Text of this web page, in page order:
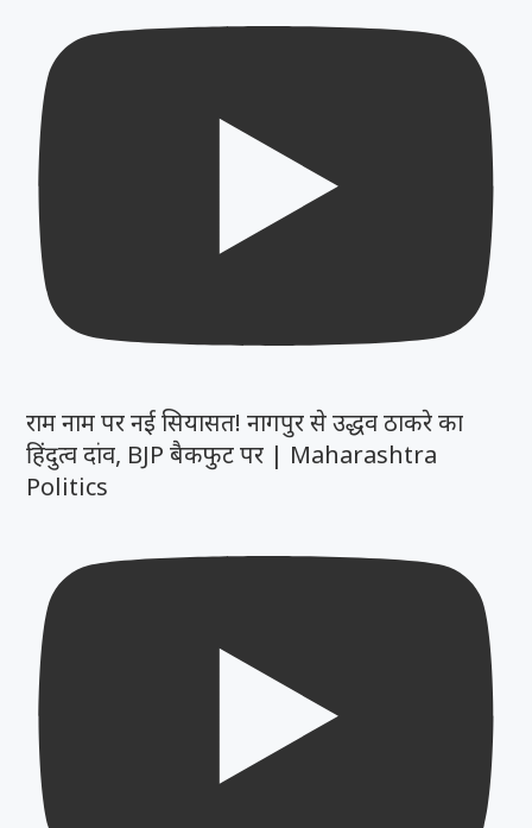
राम नाम पर नई सियासत! नागपुर से उद्धव ठाकरे का
हिंदुत्व दांव, BJP बैकफुट पर | Maharashtra
Politics